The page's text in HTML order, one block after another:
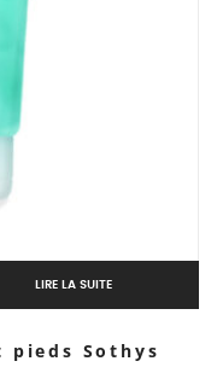
LIRE LA SUITE
pieds Sothys